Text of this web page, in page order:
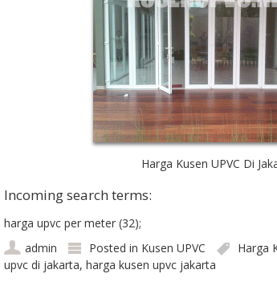
Harga Kusen UPVC Di
Incoming search terms:
harga upvc per meter (32);
admin
Posted in Kusen UPVC Harga
upvc di jakarta, harga kusen upvc jakarta